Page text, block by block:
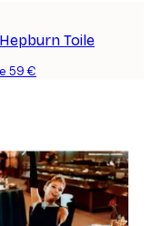
Toile
59 €